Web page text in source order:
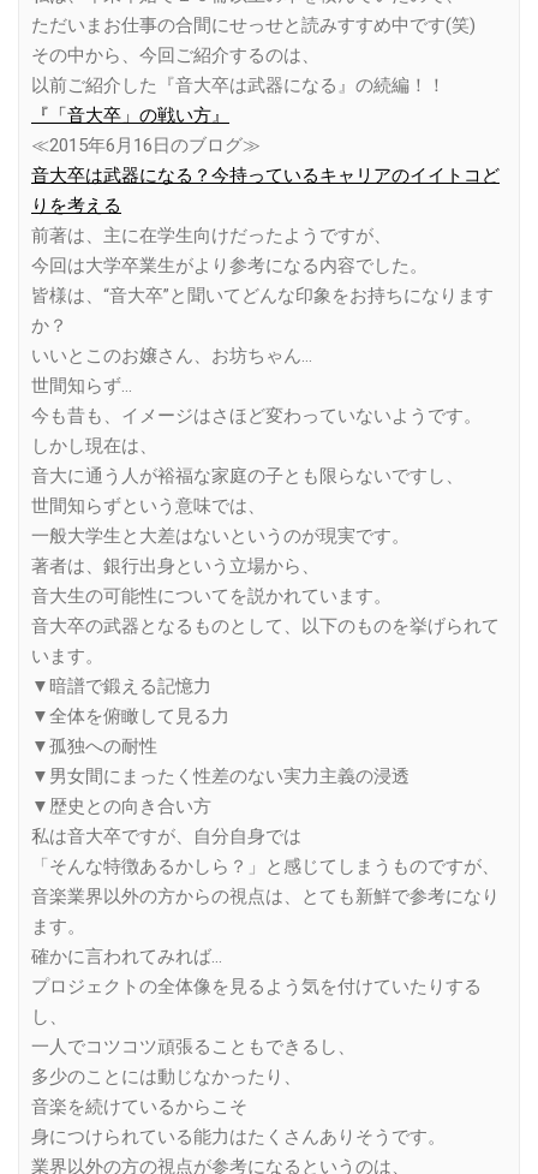
ただいまお仕事の合間にせっせと読みすすめ中です(笑)
その中から、今回ご紹介するのは、
以前ご紹介した『音大卒は武器になる』の続編！！
『「音大卒」の戦い方』
≪2015年6月16日のブログ≫
音大卒は武器になる？今持っているキャリアのイイトコど
りを考える
前著は、主に在学生向けだったようですが、
今回は大学卒業生がより参考になる内容でした。
皆様は、“音大卒”と聞いてどんな印象をお持ちになります
か？
いいとこのお嬢さん、お坊ちゃん…
世間知らず…
今も昔も、イメージはさほど変わっていないようです。
しかし現在は、
音大に通う人が裕福な家庭の子とも限らないですし、
世間知らずという意味では、
一般大学生と大差はないというのが現実です。
著者は、銀行出身という立場から、
音大生の可能性についてを説かれています。
音大卒の武器となるものとして、以下のものを挙げられて
います。
▼暗譜で鍛える記憶力
▼全体を俯瞰して見る力
▼孤独への耐性
▼男女間にまったく性差のない実力主義の浸透
▼歴史との向き合い方
私は音大卒ですが、自分自身では
「そんな特徴あるかしら？」と感じてしまうものですが、
音楽業界以外の方からの視点は、とても新鮮で参考になり
ます。
確かに言われてみれば…
プロジェクトの全体像を見るよう気を付けていたりする
し、
一人でコツコツ頑張ることもできるし、
多少のことには動じなかったり、
音楽を続けているからこそ
身につけられている能力はたくさんありそうです。
業界以外の方の視点が参考になるというのは、